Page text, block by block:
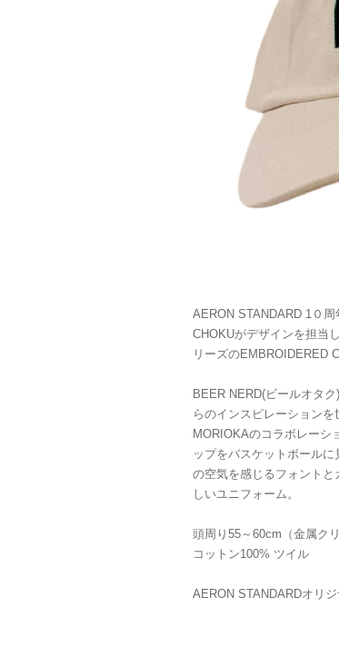
AERON STANDARD 1０
CHOKUがデザインを担当
リーズのEMBROIDERED
BEER NERD(ビールオタ
らのインスピレーション
MORIOKAのコラボレーシ
ップをバスケットボール
の空気を感じるフォント
しいユニフォーム。
頭周り55～60cm（金属ク
コットン100% ツイル
AERON STANDARDオリ